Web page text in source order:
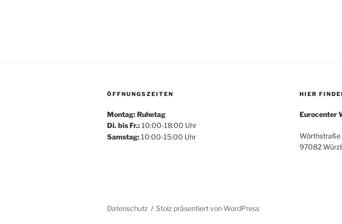
ÖFFNUNGSZEITEN
Montag: Ruhetag
Di. bis Fr.:10:00-18:00 Uhr
Samstag:10:00-15:00 Uhr
HIER
Eurocenter
Wörthstraße
97082
Datenschutz Stolz präsentiert von WordPress